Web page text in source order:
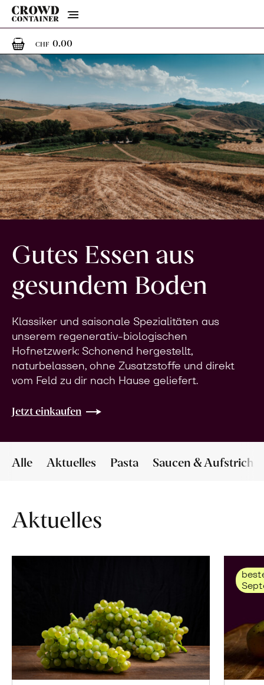
Menu
CHF 0.000 Artikel im Warenkorb
Gutes Essen aus
gesundem Boden
Klassiker und saisonale Spezialitäten aus
unserem regenerativ-biologischen
Hofnetzwerk: Schonend hergestellt,
naturbelassen, ohne Zusatzstoffe und direkt
vom Feld zu dir nach Hause geliefert.
Jetzt einkaufen
Alle Aktuelles Pasta Saucen & Aufstriche
Aktuelles